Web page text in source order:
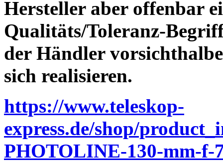
Hersteller aber offenbar
Qualitäts/Toleranz-
der Händler
sich realisieren.
https://www.teleskop-
express.de/shop/
PHOTOLINE-130-mm-f-